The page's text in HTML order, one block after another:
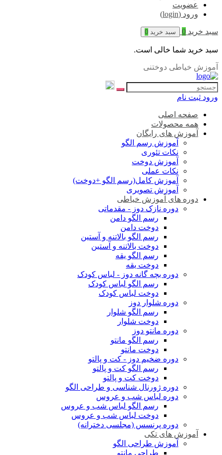
عضویت
ورود (login)
سبد خرید 0 سبد خرید 0
سبد خرید شما خالی است.
آموزش خیاطی دوختنی
ورود ثبت نام
صفحه اصلی
همه محصولات
آموزش های رایگان
آموزش رسم الگو
نکات تئوری
آموزش دوخت
نکات عملی
آموزش کامل(رسم الگو +دوخت)
آموزش تصویری
دوره های آموزش خیاطی
دوره نازک دوز - مقدماتی
رسم الگو دامن
دوخت دامن
رسم الگو بالاتنه و آستین
دوخت بالاتنه و آستین
رسم الگو یقه
دوخت یقه
دوره بچه گانه دوز - لباس کودک
رسم الگو لباس کودک
دوخت لباس کودک
دوره شلوار دوز
رسم الگو شلوار
دوخت شلوار
دوره مانتو دوز
رسم الگو مانتو
دوخت مانتو
دوره ضخیم دوز - کت و پالتو
رسم الگو کت و پالتو
دوخت کت و پالتو
دوره ژورنال شناسی و طراحی الگو
دوره لباس شب و عروس
رسم الگو لباس شب و عروس
دوخت لباس شب و عروس
دوره پرنسس (مجلسی دخترانه)
آموزش های تکی
آموزش طراحی الگو
طراحی مانتو